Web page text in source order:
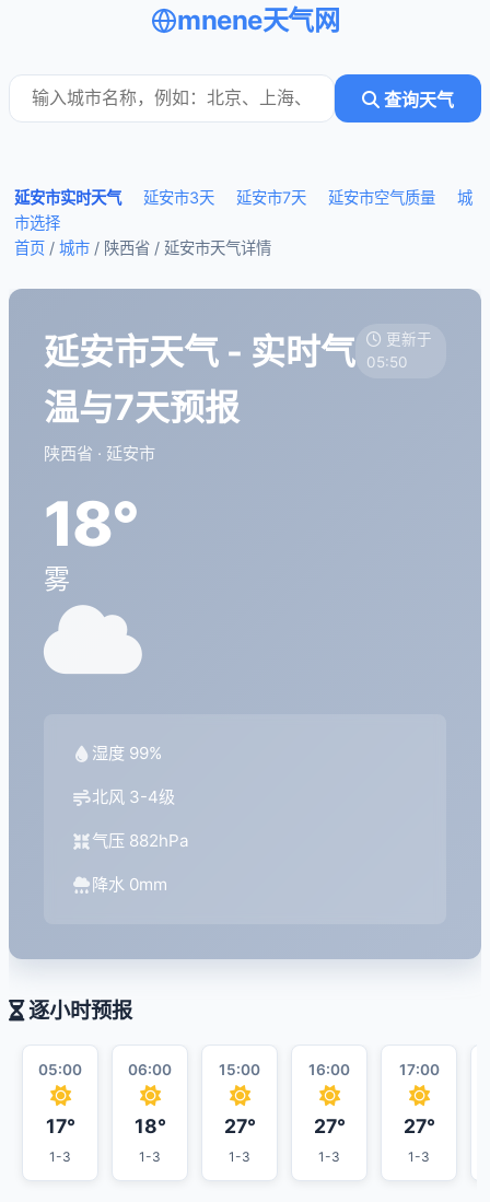
mnene天气网
查询天气
延安市实时天气 延安市3天 延安市7天 延安市空气质量
城
市选择
首页 / 城市 / 陕西省 / 延安市天气详情
延安市天气 - 实时气
温与7天预报
陕西省 · 延安市
更新于
05:50
18°
雾
湿度 99%
北风 3-4级
气压 882hPa
降水 0mm
逐小时预报
05:00
17°
1-3
06:00
18°
1-3
15:00
27°
1-3
16:00
27°
1-3
17:00
27°
1-3